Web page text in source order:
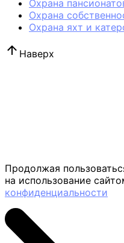
Охрана
Охрана
Охрана яхт и
Наверх
Продолжая
на использование
конфиденциальности